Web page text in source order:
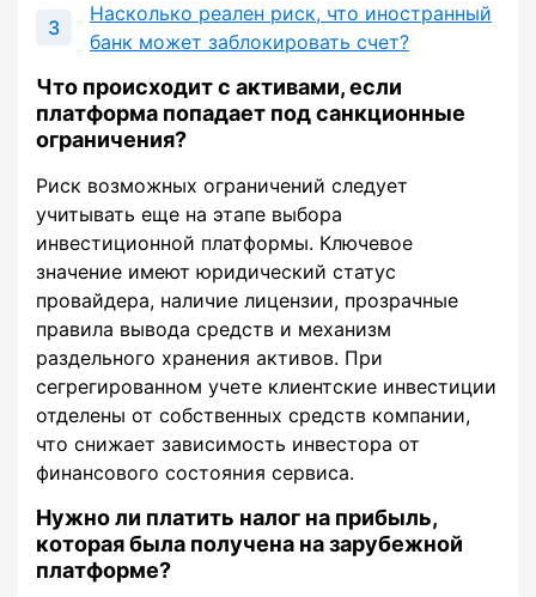
Насколько реален риск, что иностранный
банк может заблокировать счет?
Что происходит с активами, если
платформа попадает под санкционные
ограничения?
Риск возможных ограничений следует
учитывать еще на этапе выбора
инвестиционной платформы. Ключевое
значение имеют юридический статус
провайдера, наличие лицензии, прозрачные
правила вывода средств и механизм
раздельного хранения активов. При
сегрегированном учете клиентские инвестиции
отделены от собственных средств компании,
что снижает зависимость инвестора от
финансового состояния сервиса.
Нужно ли платить налог на прибыль,
которая была получена на зарубежной
платформе?